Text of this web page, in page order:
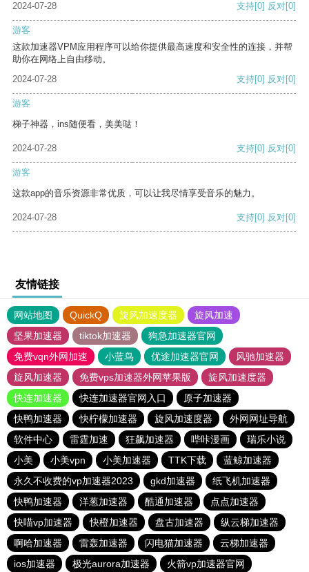
2024-07-28 支持[0] 反对[0]
游客
这款加速器VPM应用程序可以给你提供最高速度和安全性的连接，并帮
助你在网络上自由移动。
2024-07-28
支持[0] 反对[0]
游客
梯子神器，ins随便看，美美哒！
2024-07-28 支持[0] 反对[0]
游客
这款app的音乐资源非常优质，可以让我尽情享受音乐的魅力。
2024-07-28 支持[0] 反对[0]
友情链接
网站地图 QuickQ 旋风加速度器
旋风加速
坚果加速器
tiktok加速器
狗急加速器官网
免费vqn外网加速
小蓝鸟 优途加速器官网
风驰加速器
旋风加速器
免费vps加速器外网苹果版
旋风加速度器
快连加速器
快连加速器官网入口
原子加速器
快鸭加速器
快柠檬加速器 旋风加速度器
外网网址导航
软件中心
雷霆加速 狂飙加速器 哔咔漫画
瑞乐小说
小美
小美vpn 小美加速器 TTK下载
蓝鲸加速器
永久不收费的vp加速器2023
gkd加速器
纸飞机加速器
快鸭加速器
洋葱加速器 酷通加速器
点点加速器
快喵vp加速器
快橙加速器 盘古加速器
纵云梯加速器
啊哈加速器
雷轰加速器 闪电猫加速器
云梯加速器
ios加速器
极光aurora加速器 火箭vp加速器官网